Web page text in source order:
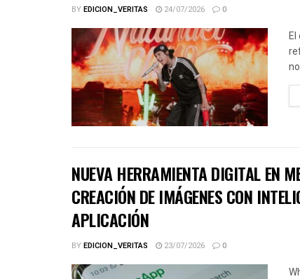
BYEDICION_VERITAS 24/07/2026 0
NUEVA HERRAMIENTA DIGITAL EN
CREACIÓN DE IMÁGENES CON
APLICACIÓN
BYEDICION_VERITAS 23/07/2026 0